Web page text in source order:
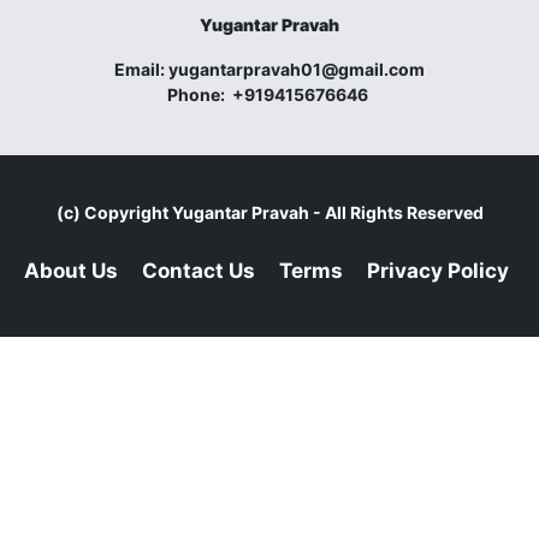
Yugantar Pravah
Email:yugantarpravah01@gmail.com
Phone: +919415676646
(c) CopyrightYugantar Pravah - All Rights Reserved
About Us Contact Us Terms Privacy Policy